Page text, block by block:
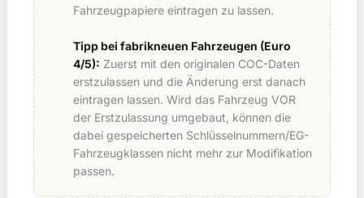
Fahrzeugpapiere eintragen zu lassen.
Tipp bei fabrikneuen Fahrzeugen (Euro
4/5): Zuerst mit den originalen COC-Daten
erstzulassen und die Änderung erst danach
eintragen lassen. Wird das Fahrzeug VOR
der Erstzulassung umgebaut, können die
dabei gespeicherten Schlüsselnummern/EG-
Fahrzeugklassen nicht mehr zur Modifikation
passen.